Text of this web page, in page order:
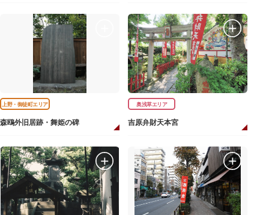
上野・御徒町エリア
森鴎外旧居跡・舞姫の碑
奥浅草エリア
吉原弁財天本宮